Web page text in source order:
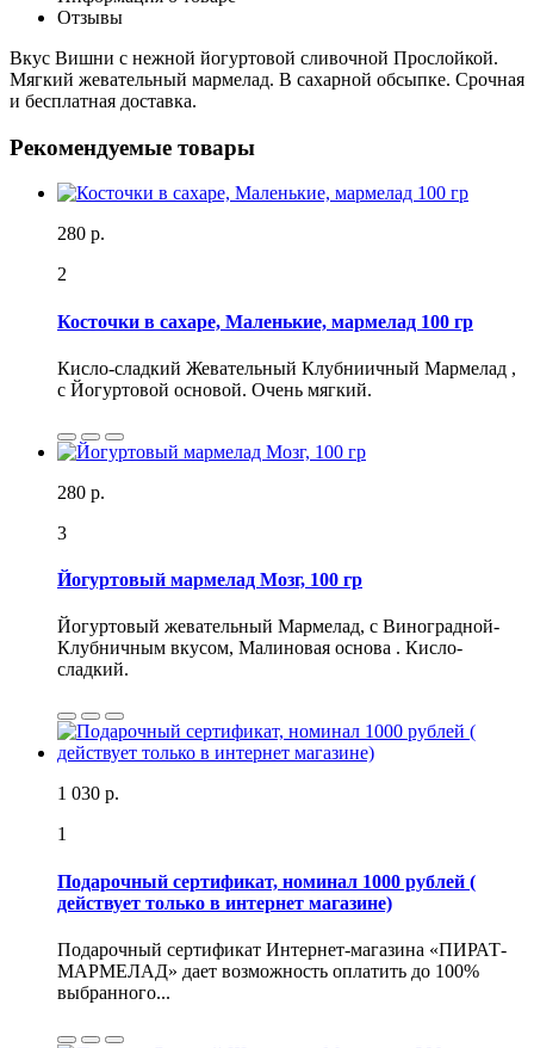
Отзывы
Вкус Вишни с нежной йогуртовой сливочной Прослойкой.
Мягкий жевательный мармелад. В сахарной обсыпке. Срочная
и бесплатная доставка.
Рекомендуемые товары
280 р.
2
Косточки в сахаре, Маленькие, мармелад 100 гр
Кисло-сладкий Жевательный Клубниичный Мармелад ,
с Йогуртовой основой. Очень мягкий.
280 р.
3
Йогуртовый мармелад Мозг, 100 гр
Йогуртовый жевательный Мармелад, с Виноградной-
Клубничным вкусом, Малиновая основа . Кисло-
сладкий.
1 030 р.
1
Подарочный сертификат, номинал 1000 рублей (
действует только в интернет магазине)
Подарочный сертификат Интернет-магазина «ПИРАТ-
МАРМЕЛАД» дает возможность оплатить до 100%
выбранного...